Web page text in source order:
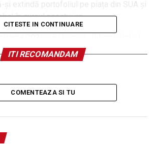
și extindă portofoliul pe piața din SUA și
în cursul acestui an.
2026 –Roborock, liderul global
roboți de uz casnic pentru
de zi cu zi, a prezentat noile game de
Electronics Show 2026 (CES
loc în perioada 6-9 ianuarie în Las
„The Greatest Meeting the
CITESTE IN CONTINUARE
ITI RECOMANDAM
COMENTEAZA SI TU